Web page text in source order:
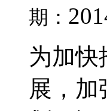
期：
为加快
展，加